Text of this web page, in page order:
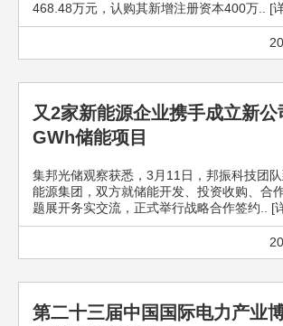
468.48万元，认购其新增注册资本400万.. [
又2家新能源企业携手成立新
GWh储能项目
集邦光储观察获悉，3月11日，邦振科技团
能源集团，双方就储能开发、投资收购、合
题展开务实交流，正式举行战略合作签约.. [
第二十三届中国国际电力产业